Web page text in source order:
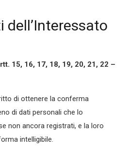
dell’Interessato
15, 16, 17, 18, 19, 20, 21, 22 –
di ottenere la conferma
di dati personali che lo
non ancora registrati, e la loro
intelligibile.